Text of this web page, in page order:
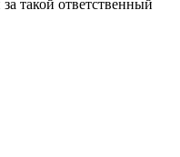
такой ответственный